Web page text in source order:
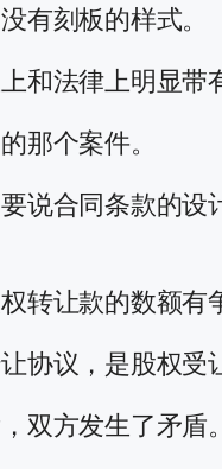
有刻板的样式。
和法律上明显带
那个案件。
说合同条款的
转让款的数额有
协议，是股权受
双方发生了矛盾。